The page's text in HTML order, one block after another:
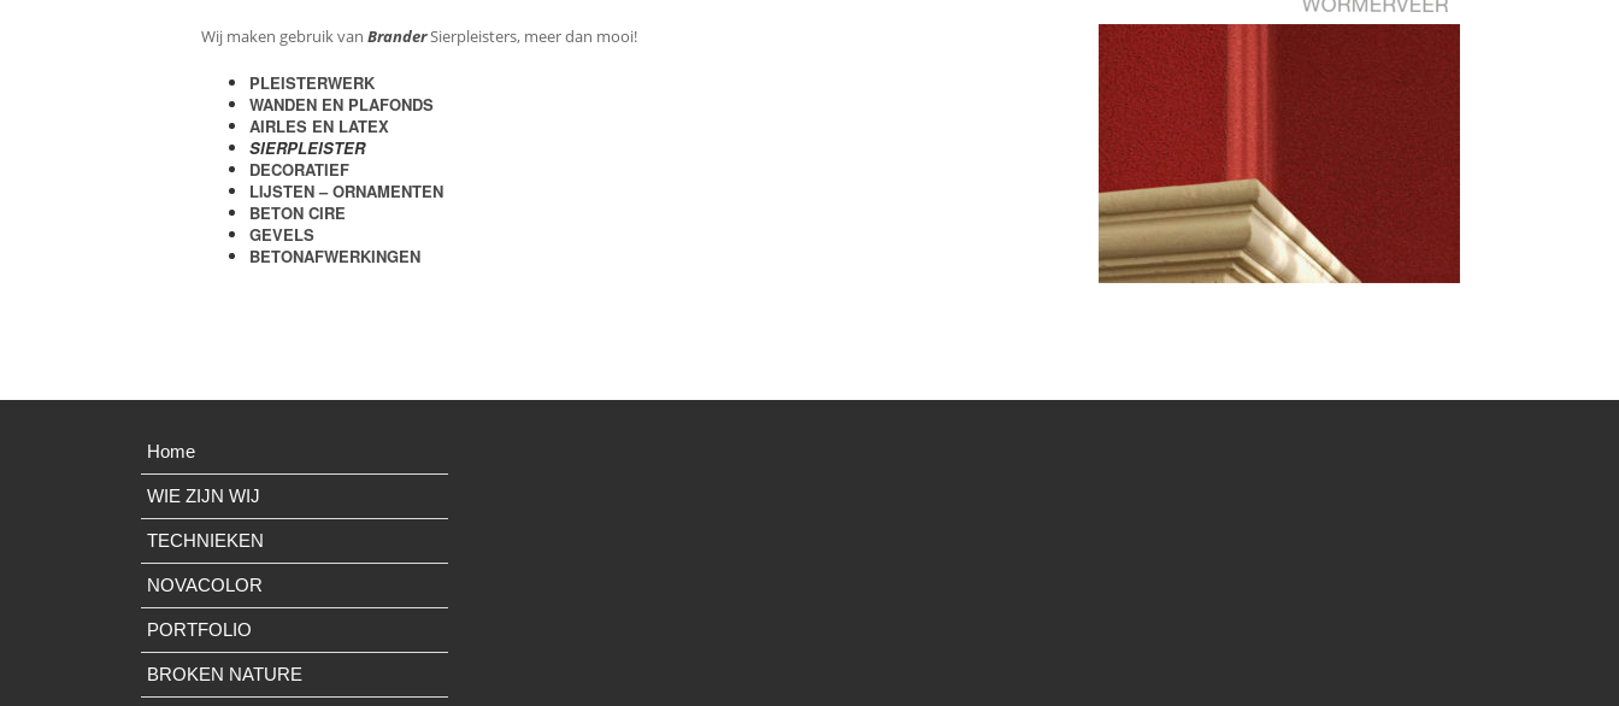
Wij maken gebruik van BranderSierpleisters, meer dan mooi!
PLEISTERWERK
WANDEN EN PLAFONDS
AIRLES EN LATEX
SIERPLEISTER
DECORATIEF
LIJSTEN – ORNAMENTEN
BETON CIRE
GEVELS
BETONAFWERKINGEN
Home
WIE ZIJN WIJ
TECHNIEKEN
NOVACOLOR
PORTFOLIO
BROKEN NATURE